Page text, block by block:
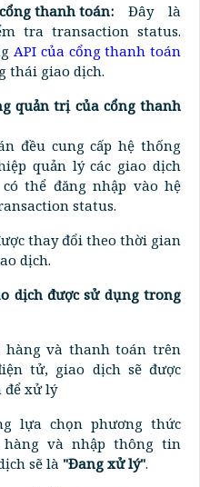
thanh toán: Đây là
tra transaction status.
API của cổng thanh toán
thái giao dịch.
quản trị của cổng thanh
đều cung cấp hệ thống
quản lý các giao dịch
thể đăng nhập vào hệ
status.
thay đổi theo thời gian
dịch.
dịch được sử dụng trong
hàng và thanh toán trên
tử, giao dịch sẽ được
để xử lý
lựa chọn phương thức
và nhập thông tin
sẽ là "Đang xử lý".